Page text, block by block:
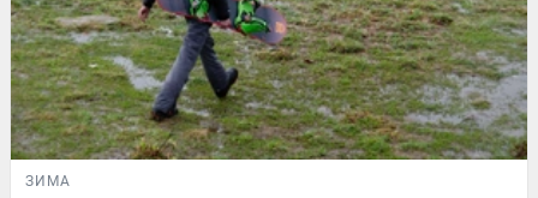
ЗИМА